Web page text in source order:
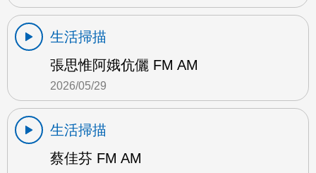
生活掃描
張思惟阿娥伉儷 FM AM
2026/05/29
生活掃描
蔡佳芬 FM AM